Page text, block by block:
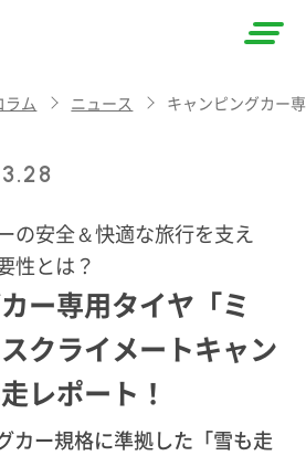
ラム ニュース キャンピングカー
の安全＆快適な旅行を支え
性とは？
ー専用タイヤ「ミ
クライメートキャン
レポート！
カー規格に準拠した「雪も走